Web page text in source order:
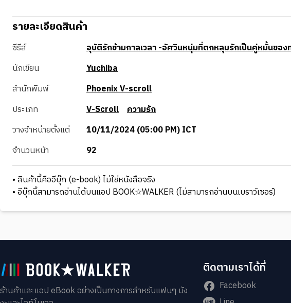
รายละเอียดสินค้า
ซีรีส์
อุบัติรักข้ามกาลเวลา -อัศวินหนุ่มที่ตกหลุมรักเป็นคู่หมั้นขอ
นักเขียน
Yuchiba
สำนักพิมพ์
Phoenix V-scroll
ประเภท
V-Scroll ความรัก
วางจำหน่ายตั้งแต่
10/11/2024 (05:00 PM) ICT
จำนวนหน้า
92
• สินค้านี้คืออีบุ๊ก (e-book) ไม่ใช่หนังสือจริง
• อีบุ๊กนี้สามารถอ่านได้บนแอป BOOK☆WALKER (ไม่สามารถอ่านบนเบราว์เซอร์)
ร้านค้าและแอป eBook อย่างเป็นทางการสำหรับแฟนๆ มัง
ติดตามเราได้ที่
Facebook